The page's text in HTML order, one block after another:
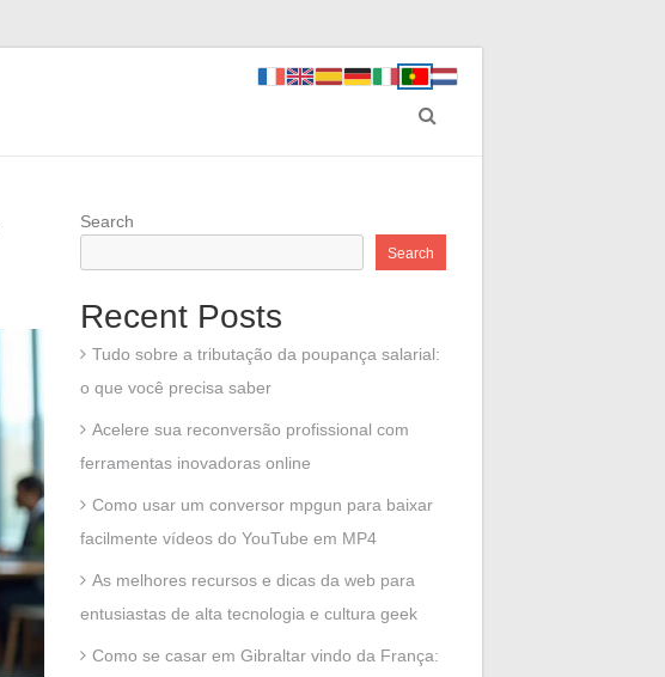
Search
Search
Recent Posts
Tudo sobre a tributação da poupança salarial:
o que você precisa saber
Acelere sua reconversão profissional com
ferramentas inovadoras online
Como usar um conversor mpgun para baixar
facilmente vídeos do YouTube em MP4
As melhores recursos e dicas da web para
entusiastas de alta tecnologia e cultura geek
Como se casar em Gibraltar vindo da França: